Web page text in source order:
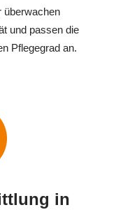
überwachen
und passen die
Pflegegrad an.
in